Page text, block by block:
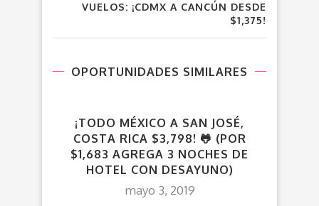
VUELOS: ¡CDMX A CANCÚN DESDE
$1,375!
OPORTUNIDADES SIMILARES
¡TODO MÉXICO A SAN JOSÉ,
COSTA RICA $3,798! 🐸 (POR
$1,683 AGREGA 3 NOCHES DE
HOTEL CON DESAYUNO)
mayo 3, 2019